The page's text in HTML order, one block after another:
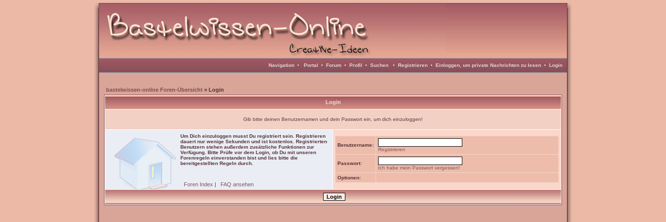
Navigation • Portal • Forum • Profil • Suchen • Registrieren • Einloggen, um private Nachrichten zu lesen • Login
bastelwissen-online Foren-Übersicht » Login
Login
Gib bitte deinen Benutzernamen und dein Passwort ein, um dich einzuloggen!
Um Dich einzuloggen musst Du registriert sein. Registrieren
dauert nur wenige Sekunden und ist kostenlos. Registrierten
Benutzern stehen außerdem zusätzliche Funktionen zur
Verfügung. Bitte Prüfe vor dem Login, ob Du mit unseren
Forenregeln einverstanden bist und lies bitte die
bereitgestellten Regeln durch.
Foren Index | FAQ ansehen
Benutzername:
Registrieren
Passwort:
Ich habe mein Passwort vergessen!
Optionen: